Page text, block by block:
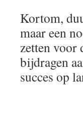
Kortom,
maar een
zetten voor
bijdragen
succes op